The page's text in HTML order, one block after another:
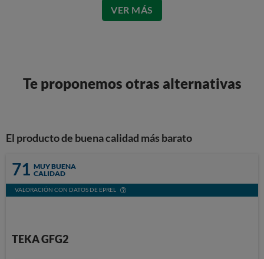
VER MÁS
Te proponemos otras alternativas
El producto de buena calidad más barato
71 MUY BUENA
CALIDAD
VALORACIÓN CON DATOS DE EPREL
TEKA GFG2